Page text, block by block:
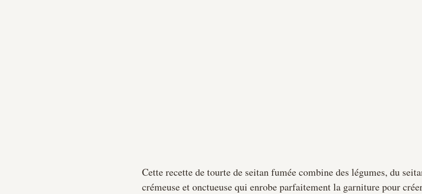
Cette recette de tourte de seitan fumée combine des légumes, du
crémeuse et onctueuse qui enrobe parfaitement la garniture pour